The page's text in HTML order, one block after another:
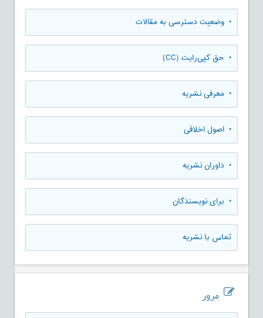
• وضعیت دسترسی به مقالات
• حق کپی‌رایت (CC)
• معرفی نشریه
• اصول اخلاقی
• داوران نشریه
• برای نویسندگان
تماس با نشریه
مرور